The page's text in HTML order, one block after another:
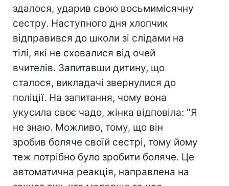
здалося, ударив свою восьмимісячну
сестру. Наступного дня хлопчик
відправився до школи зі слідами на
тілі, які не сховалися від очей
вчителів. Запитавши дитину, що
сталося, викладачі звернулися до
поліції. На запитання, чому вона
укусила своє чадо, жінка відповіла: "Я
не знаю. Можливо, тому, що він
зробив боляче своїй сестрі, тому йому
теж потрібно було зробити боляче. Це
автоматична реакція, направлена на